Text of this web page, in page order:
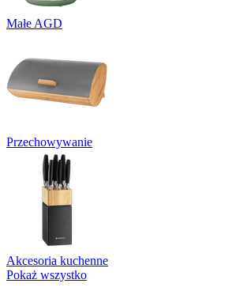
Małe AGD
Przechowywanie
Akcesoria kuchenne
Pokaż wszystko